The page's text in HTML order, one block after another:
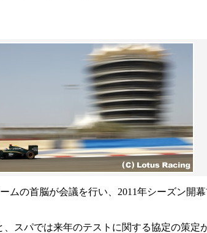
ムの首脳が会議を行い、2011年シーズン開
、スパでは来年のテストに関する協定の策定